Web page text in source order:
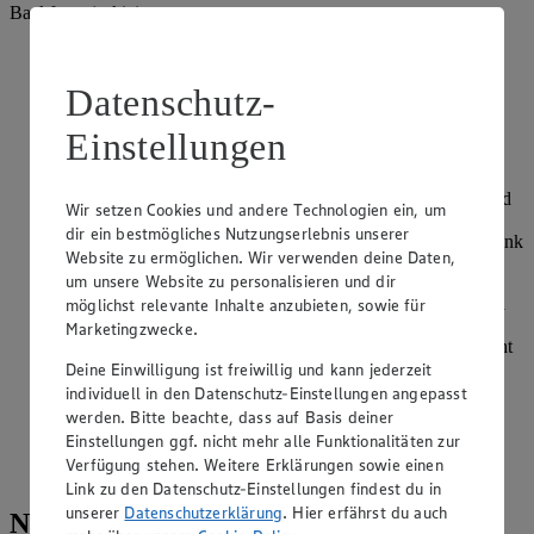
Backform (eckig)
In einer Schüssel die restlichen Zutaten für den Boden
vermischen. Anschließend die Butterkekse unterheben. In
eine mit Backpapier ausgelegte Backform (24 cm x 24 cm)
den Boden festdrücken.
Für die Füllung die Butter, Vanillepuddingpulver, Sahne und
Puderzucker zu einer cremigen Masse verrühren und diese
gleichmäßig auf dem Boden verstreichen und im Kühlschrank
ca. 30 Minuten fest werden lassen.
Für die oberste Schicht die Schokolade in einem Wasserbad
zusammen mit der Butter weich werden lassen und die
Schokoladen-Butter-Mischung auf die kühle mittlere Schicht
verstreichen. Alles noch einmal in den Kühlschrank stellen,
bis die Schokolade fest geworden ist.
Ein scharfes Messer in heißem Wasser erwärmen und dann
die Nanaimo-Bars schneiden – so wird verhindert, dass die
Schokolade bricht.
Nährwerte
Datenschutz-
Einstellungen
Wir setzen Cookies und andere Technologien ein, um
dir ein bestmögliches Nutzungserlebnis unserer
Website zu ermöglichen. Wir verwenden deine Daten,
um unsere Website zu personalisieren und dir
möglichst relevante Inhalte anzubieten, sowie für
Marketingzwecke.
Deine Einwilligung ist freiwillig und kann jederzeit
individuell in den Datenschutz-Einstellungen angepasst
werden. Bitte beachte, dass auf Basis deiner
Einstellungen ggf. nicht mehr alle Funktionalitäten zur
Verfügung stehen. Weitere Erklärungen sowie einen
Link zu den Datenschutz-Einstellungen findest du in
unserer Datenschutzerklärung. Hier erfährst du auch